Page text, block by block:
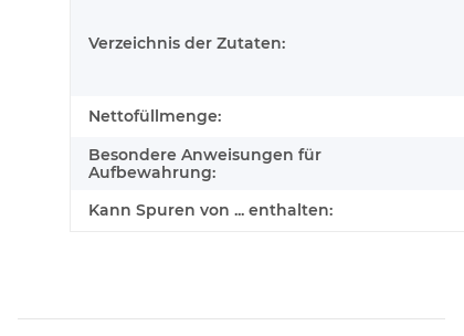
Verzeichnis der Zutaten:
Nettofüllmenge:
Besondere Anweisungen für
Aufbewahrung:
Kann Spuren von ... enthalten: